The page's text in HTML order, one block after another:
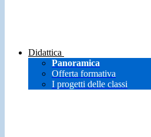
Didattica
Panoramica
Offerta formativa
I progetti delle classi